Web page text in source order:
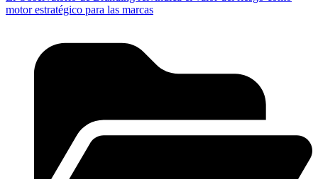
motor estratégico para las marcas